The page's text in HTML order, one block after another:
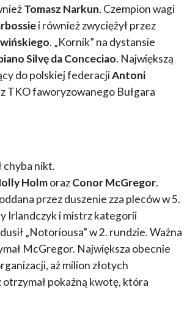
Tomasz Narkun. Czempion wagi
i również zwyciężył przez
. „Kornik” na dystansie
Silvę da Conceciao. Największą
do polskiej federacjiAntoni
TKO faworyzowanego Bułgara
chyba nikt.
HolmorazConor McGregor.
przez duszenie zza pleców w 5.
Irlandczyk i mistrz kategorii
„Notoriousa” w 2. rundzie. Ważna
McGregor. Największa obecnie
aż milion złotych
pokaźną kwotę, która